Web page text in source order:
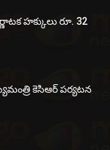
హక్కులు రూ. 32
కెసిఆర్ పర్యటన